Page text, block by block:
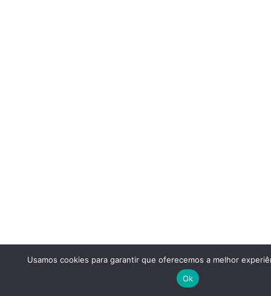
Usamos cookies para garantir que oferecemos a melhor
Ok